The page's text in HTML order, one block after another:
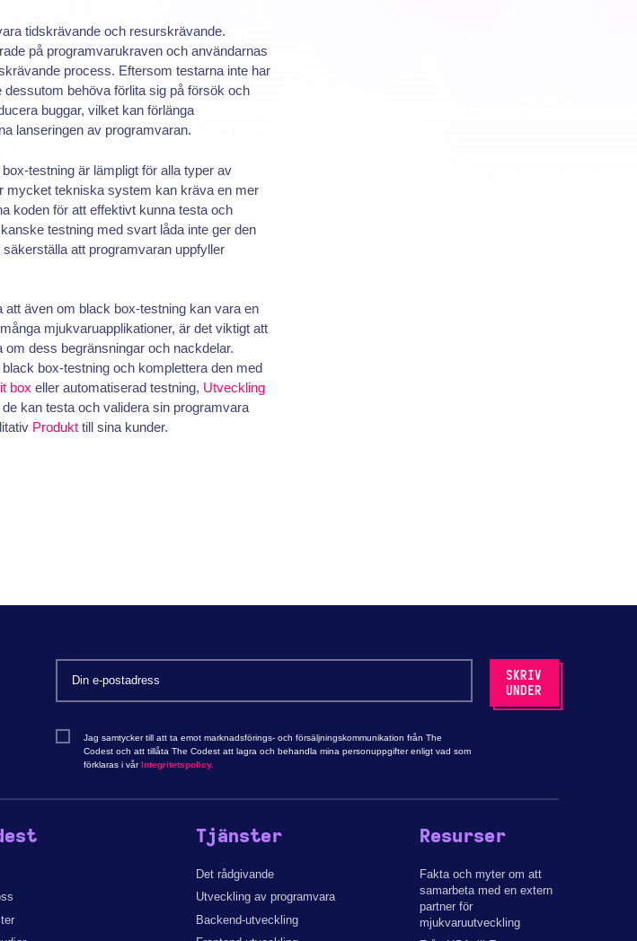
tidskrävande och resurskrävande.
på programvarukraven och användarnas
process. Eftersom testarna inte har
dessutom behöva förlita sig på försök och
buggar, vilket kan förlänga
lanseringen av programvaran.
testning är lämpligt för alla typer av
mycket tekniska system kan kräva en mer
koden för att effektivt kunna testa och
testning med svart låda inte ger den
att programvaran uppfyller
även om black box-testning kan vara en
mjukvaruapplikationer, är det viktigt att
dess begränsningar och nackdelar.
box-testning och komplettera den med
box eller automatiserad testning, Utveckling
kan testa och validera sin programvara
Produkttill sina kunder.
Jag samtycker till att ta emot marknadsförings- och försäljningskommunikation från The
Codest och att tillåta The Codest att lagra och behandla mina personuppgifter enligt vad som
förklaras i vårIntegritetspolicy.
Tjänster
Det rådgivande
Utveckling av programvara
Backend-utveckling
Resurser
Fakta och myter om att
samarbeta med en extern
partner för
mjukvaruutveckling